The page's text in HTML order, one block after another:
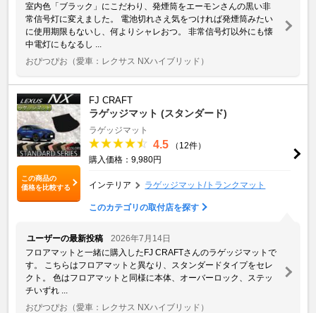
室内色「ブラック」にこだわり、発煙筒をエーモンさんの黒い非
常信号灯に変えました。 電池切れさえ気をつければ発煙筒みたい
に使用期限もないし、何よりシャレおつ。 非常信号灯以外にも懐
中電灯にもなるし ...
おぴつぴお （愛車：レクサス NXハイブリッド）
この商品の
価格を比較する
FJ CRAFT
ラゲッジマット (スタンダード)
ラゲッジマット
4.5
（12件）
購入価格：9,980円
インテリア ラゲッジマット/トランクマット
このカテゴリの取付店を探す
ユーザーの最新投稿
2026年7月14日
フロアマットと一緒に購入したFJ CRAFTさんのラゲッジマットで
す。 こちらはフロアマットと異なり、スタンダードタイプをセレ
クト。 色はフロアマットと同様に本体、オーバーロック、ステッ
チいずれ ...
おぴつぴお （愛車：レクサス NXハイブリッド）